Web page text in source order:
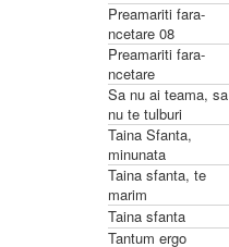
Preamariti fara-
ncetare 08
Preamariti fara-
ncetare
Sa nu ai teama, sa
nu te tulburi
Taina Sfanta,
minunata
Taina sfanta, te
marim
Taina sfanta
Tantum ergo